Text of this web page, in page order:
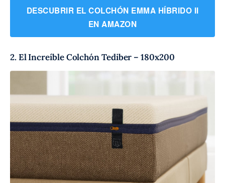
DESCUBRIR EL COLCHÓN EMMA HÍBRIDO II
EN AMAZON
2. El Increíble Colchón Tediber – 180x200